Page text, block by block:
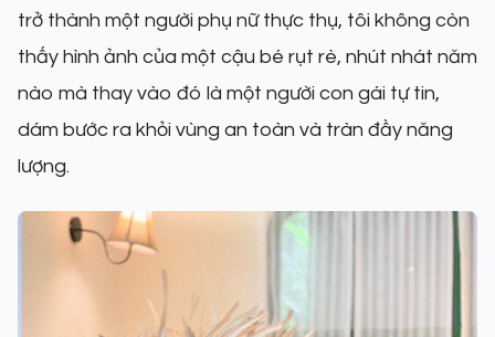
trở thành một người phụ nữ thực thụ, tôi không còn
thấy hình ảnh của một cậu bé rụt rè, nhút nhát năm
nào mà thay vào đó là một người con gái tự tin,
dám bước ra khỏi vùng an toàn và tràn đầy năng
lượng.